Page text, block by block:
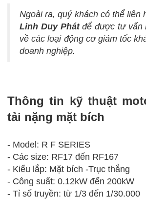
Ngoài ra, quý khách có thể liên
Linh Duy Phátđể được tư vấn
về các loại động cơ giảm tốc
doanh nghiệp.
Thông tin kỹ thuật
tải nặng mặt bích
- Model: R F SERIES
- Các size: RF17 đến RF167
- Kiểu lắp: Mặt bích -Trục thẳng
- Công suất: 0.12kW đến 200kW
- Tỉ số truyền: từ 1/3 đến 1/30.000